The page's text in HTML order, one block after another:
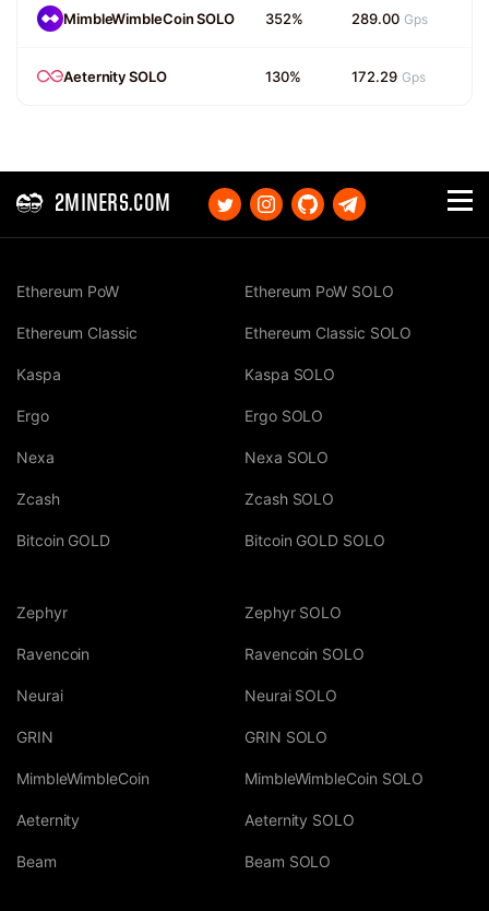
MimbleWimbleCoin SOLO 352% 289.00 Gps
Aeternity SOLO 130% 172.29 Gps
2MINERS.COM
Ethereum PoW
Ethereum Classic
Kaspa
Ergo
Nexa
Zcash
Bitcoin GOLD
Ethereum PoW SOLO
Ethereum Classic SOLO
Kaspa SOLO
Ergo SOLO
Nexa SOLO
Zcash SOLO
Bitcoin GOLD SOLO
Zephyr
Ravencoin
Neurai
GRIN
MimbleWimbleCoin
Aeternity
Beam
Zephyr SOLO
Ravencoin SOLO
Neurai SOLO
GRIN SOLO
MimbleWimbleCoin SOLO
Aeternity SOLO
Beam SOLO